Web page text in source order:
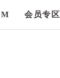
会员专区